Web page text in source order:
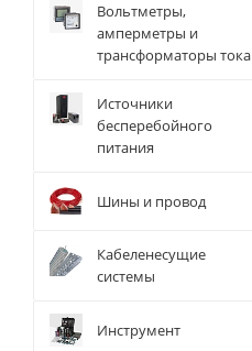
Вольтметры,
амперметры и
трансформаторы тока
Источники
бесперебойного
питания
Шины и провод
Кабеленесущие
системы
Инструмент